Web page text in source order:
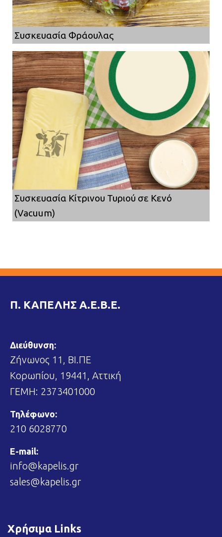
Συσκευασία Φράουλας
Συσκευασία Κίτρινου Τυριού σε Κενό
(Vacuum)
Π. ΚΑΠΕΛΗΣ Α.Ε.Β.Ε.
Διεύθυνση:
Ζήνωνος 11, ΒΙ.ΠΕ
Κορωπίου, 19441, Αττική
ΓΕΜΗ: 2373401000
Τηλέφωνο:
210 6028770
E-mail:
info@kapelis.gr
sales@kapelis.gr
Χρήσιμα Links